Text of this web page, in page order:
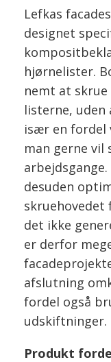
Lefkas
designet
hjørnelister.
nemt at
listerne,
især en fordel
man gerne vil
desuden
skruehovedet
det ikke
er derfor
afslutning
fordel også
udskiftninger.
Produkt